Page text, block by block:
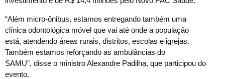
“Além micro-ônibus, estamos entregando também uma
clínica odontológica móvel que vai até onde a população
está, atendendo áreas rurais, distritos, escolas e igrejas.
Também estamos reforçando as ambulâncias do
SAMU”, disse o ministro Alexandre Padilha, que participou do
evento.